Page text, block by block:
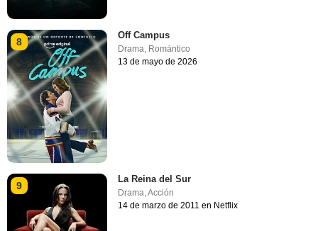
8
Off Campus
Drama Romántico
13 de mayo de 2026
9
La Reina del Sur
Drama,Acción
14 de marzo de 2011 en Netflix